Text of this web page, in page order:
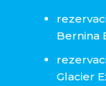
Bernina
Glacier